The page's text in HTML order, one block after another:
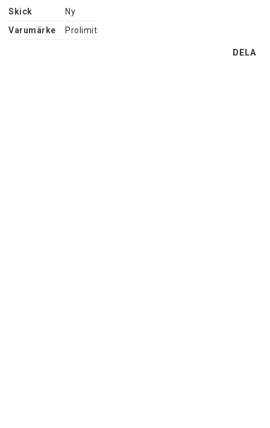
Skick
Ny
Varumärke
Prolimit
DELA